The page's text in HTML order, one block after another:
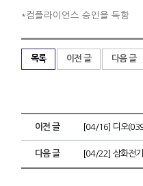
*컴플라이언스 승인을 득함
목록 이전 글 다음 글
이전 글 [04/16] 디오
다음 글 [04/22] 삼화전